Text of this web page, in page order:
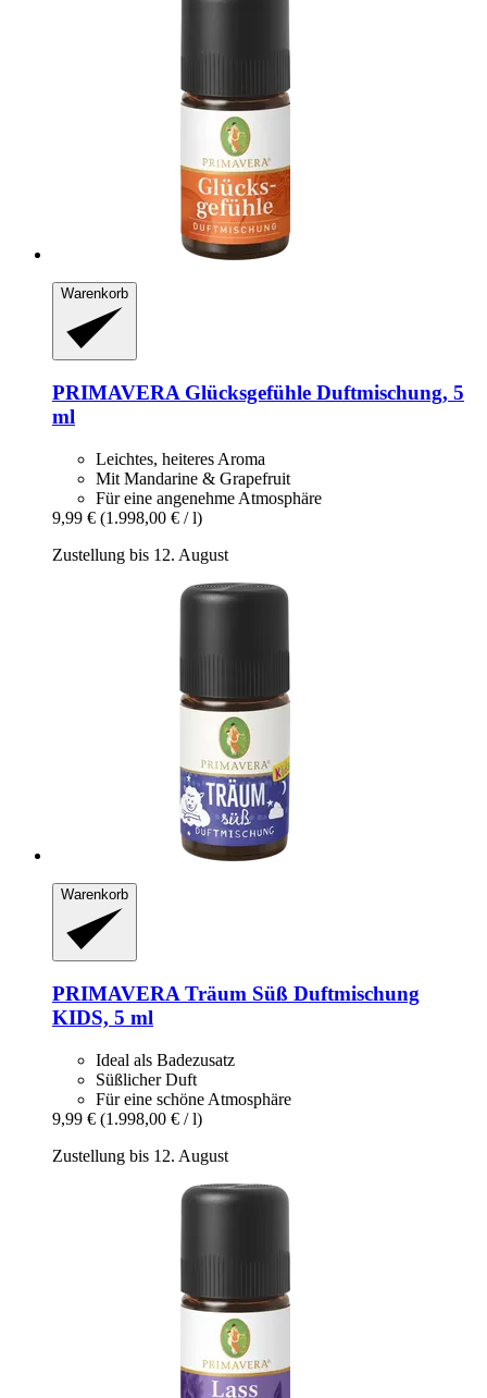
Warenkorb
PRIMAVERA Glücksgefühle Duftmischung, 5
ml
Leichtes, heiteres Aroma
Mit Mandarine & Grapefruit
Für eine angenehme Atmosphäre
9,99 € (1.998,00 € / l)
Zustellung bis 12. August
Warenkorb
PRIMAVERA Träum Süß Duftmischung
KIDS, 5 ml
Ideal als Badezusatz
Süßlicher Duft
Für eine schöne Atmosphäre
9,99 € (1.998,00 € / l)
Zustellung bis 12. August